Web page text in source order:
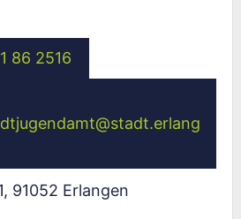
86 2516
@stadt.erlang
, 91052 Erlangen